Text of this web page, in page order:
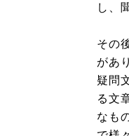
し、
その
があ
疑問
る文
なも